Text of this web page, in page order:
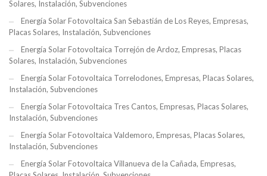
Solares, Instalación, Subvenciones
Energía Solar Fotovoltaica San Sebastián de Los Reyes, Empresas,
Placas Solares, Instalación, Subvenciones
Energía Solar Fotovoltaica Torrejón de Ardoz, Empresas, Placas
Solares, Instalación, Subvenciones
Energía Solar Fotovoltaica Torrelodones, Empresas, Placas Solares,
Instalación, Subvenciones
Energía Solar Fotovoltaica Tres Cantos, Empresas, Placas Solares,
Instalación, Subvenciones
Energía Solar Fotovoltaica Valdemoro, Empresas, Placas Solares,
Instalación, Subvenciones
Energía Solar Fotovoltaica Villanueva de la Cañada, Empresas,